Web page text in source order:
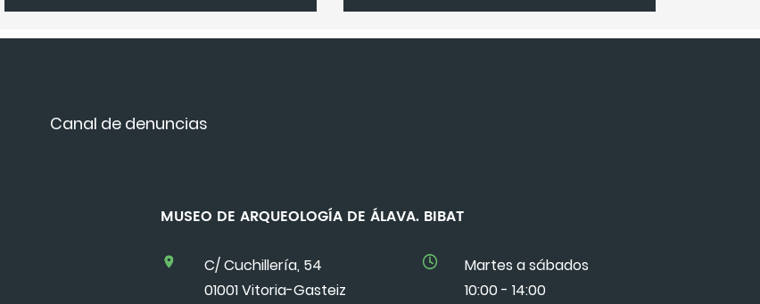
Canal de denuncias
MUSEO DE ARQUEOLOGÍA DE ÁLAVA. BIBAT
C/ Cuchillería, 54
01001 Vitoria-Gasteiz
Martes a sábados
10:00 - 14:00